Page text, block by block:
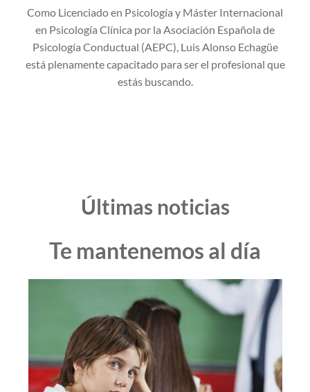
Como Licenciado en Psicología y Máster Internacional
en Psicología Clínica por la Asociación Española de
Psicología Conductual (AEPC), Luis Alonso Echagüe
está plenamente capacitado para ser el profesional que
estás buscando.
Últimas noticias
Te mantenemos al día